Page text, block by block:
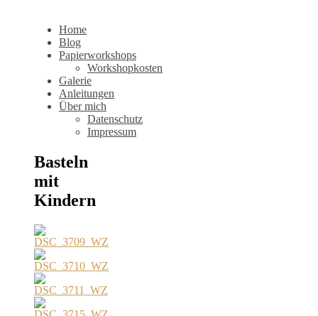
Home
Blog
Papierworkshops
Workshopkosten
Galerie
Anleitungen
Über mich
Datenschutz
Impressum
Basteln
mit
Kindern